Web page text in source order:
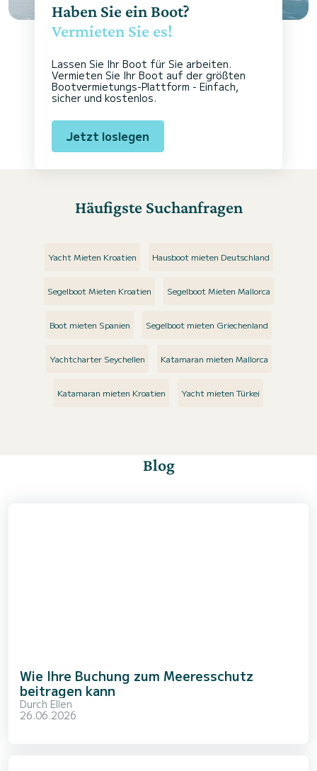
Haben Sie ein Boot?
Vermieten Sie es!
Lassen Sie Ihr Boot für Sie arbeiten.
Vermieten Sie Ihr Boot auf der größten
Bootvermietungs-Plattform - Einfach,
sicher und kostenlos.
Jetzt loslegen
Häufigste Suchanfragen
Yacht Mieten Kroatien Hausboot mieten Deutschland
Segelboot Mieten Kroatien Segelboot Mieten Mallorca
Boot mieten Spanien Segelboot mieten Griechenland
Yachtcharter Seychellen Katamaran mieten Mallorca
Katamaran mieten Kroatien Yacht mieten Türkei
Blog
Wie Ihre Buchung zum Meeresschutz
beitragen kann
Durch Ellen
26.06.2026